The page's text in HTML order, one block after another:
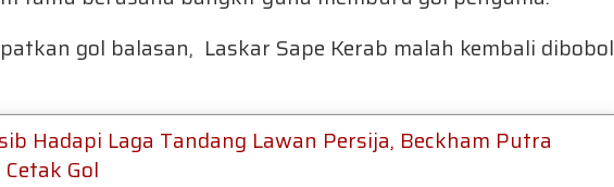
gol balasan, Laskar Sape Kerab malah kembali dibobol
Hadapi Laga Tandang Lawan Persija, Beckham Putra
Gol